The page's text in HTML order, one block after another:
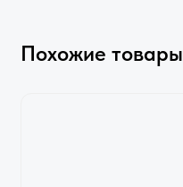
Похожие товары